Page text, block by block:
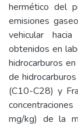
hermético del
emisiones
vehicular
obtenidos en
hidrocarburos
de
(C10-C28) y
mg/kg) de la